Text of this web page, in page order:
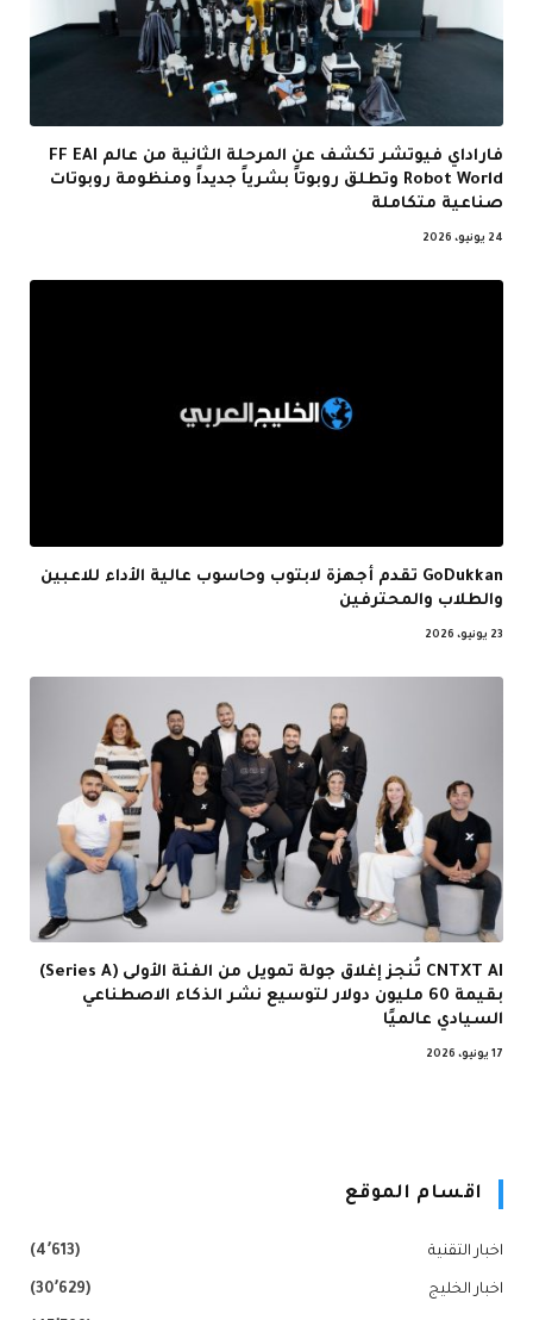
فاراداي فيوتشر تكشف عن المرحلة الثانية من عالم FF EAI
Robot World وتطلق روبوتاً بشرياً جديداً ومنظومة روبوتات
صناعية متكاملة
24 يونيو، 2026
GoDukkan تقدم أجهزة لابتوب وحاسوب عالية الأداء للاعبين
والطلاب والمحترفين
23 يونيو، 2026
CNTXT AI تُنجز إغلاق جولة تمويل من الفئة الأولى (Series A)
بقيمة 60 مليون دولار لتوسيع نشر الذكاء الاصطناعي
السيادي عالميًا
17 يونيو، 2026
اقسام الموقع
اخبار التقنية (4٬613)
اخبار الخليج (30٬629)